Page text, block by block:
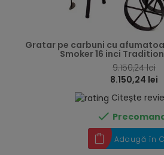
Gratar pe carbuni cu
Smoker 16 inci
9.150,24 lei
8.150,24 lei
Citește

Adaugă în